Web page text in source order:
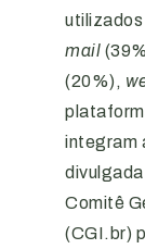
mail
(20%),
integram
Comitê
(CGI.br)